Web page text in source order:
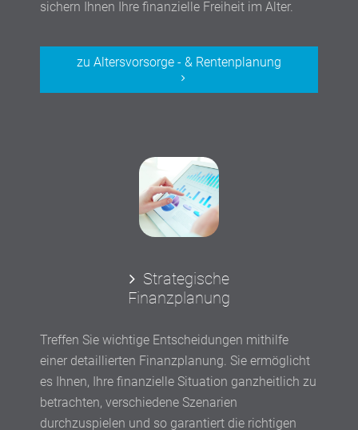
sichern Ihnen Ihre finanzielle Freiheit im Alter.
zu Altersvorsorge - & Rentenplanung
Strategische
Finanzplanung
Treffen Sie wichtige Entscheidungen mithilfe
einer detaillierten Finanzplanung. Sie ermöglicht
es Ihnen, Ihre finanzielle Situation ganzheitlich zu
betrachten, verschiedene Szenarien
durchzuspielen und so garantiert die richtigen